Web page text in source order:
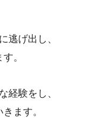
逃げ出し、
。
経験をし、
ます。